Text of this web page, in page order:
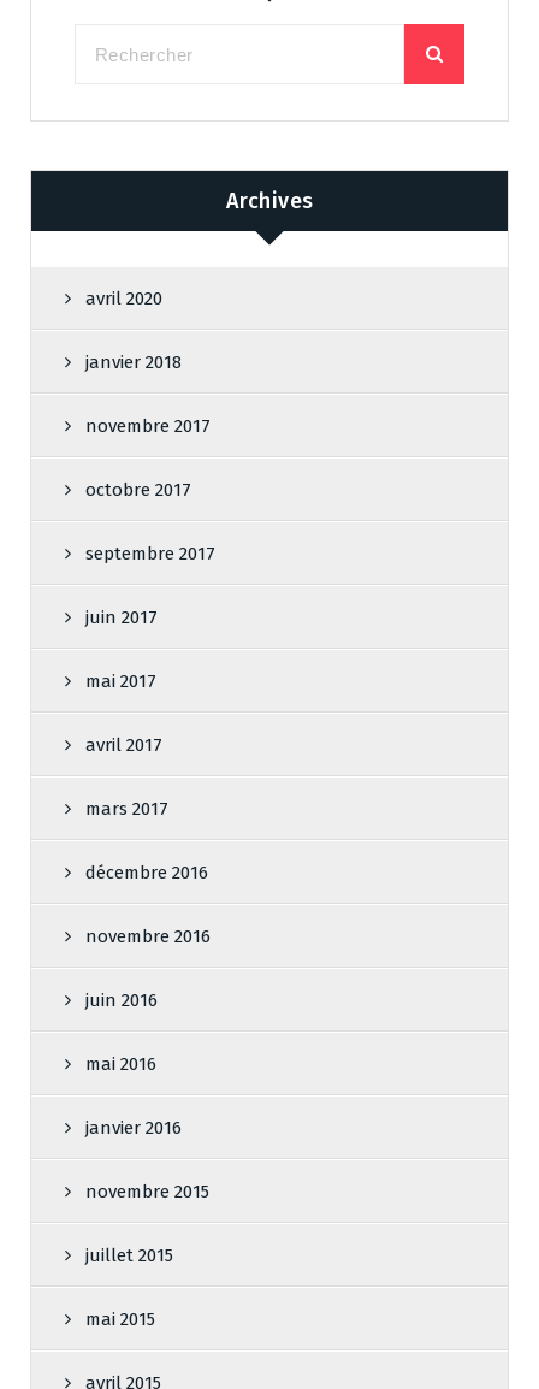
Archives
avril 2020
janvier 2018
novembre 2017
octobre 2017
septembre 2017
juin 2017
mai 2017
avril 2017
mars 2017
décembre 2016
novembre 2016
juin 2016
mai 2016
janvier 2016
novembre 2015
juillet 2015
mai 2015
avril 2015